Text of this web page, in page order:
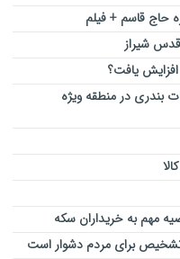
قاسم + فیلم
شیراز
یافت؟
بندری در منطقه ویژه
مهم به خریداران سکه
تشخیص برای مردم دشوار است